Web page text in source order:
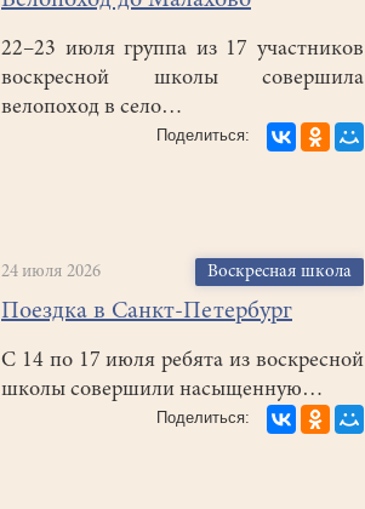
22–23 июля группа из 17 участников
воскресной школы совершила
велопоход в село…
24 июля 2026 Воскресная школа
Поездка в Санкт-Петербург
С 14 по 17 июля ребята из воскресной
школы совершили насыщенную…